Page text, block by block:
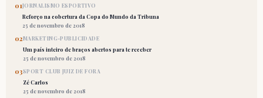
01JORNALISMO ESPORTIVO
Reforço na cobertura da Copa do Mundo da Tribuna
25 de novembro de 2018
02MARKETING-PUBLICIDADE
Um país inteiro de braços abertos para te receber
25 de novembro de 2018
03SPORT CLUB JUIZ DE FORA
Zé Carlos
25 de novembro de 2018